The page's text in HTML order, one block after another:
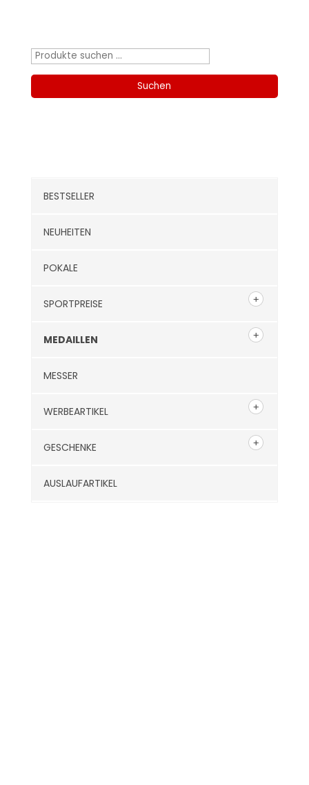
Suchen
Suchen
BESTSELLER
NEUHEITEN
POKALE
SPORTPREISE
MEDAILLEN
MESSER
WERBEARTIKEL
GESCHENKE
AUSLAUFARTIKEL